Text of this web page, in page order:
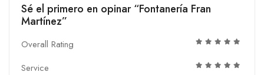
Sé el primero en opinar “Fontanería Fran
Martínez”
Overall Rating
Service